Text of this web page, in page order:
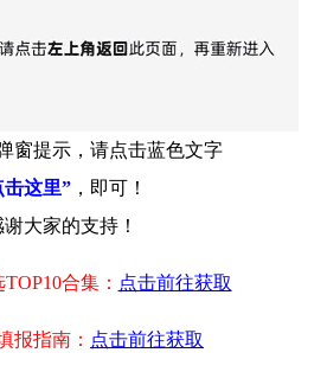
窗提示，请点击蓝色文字
击这里” ，即可！
谢大家的支持！
合集： 点击前往获取
报指南： 点击前往获取